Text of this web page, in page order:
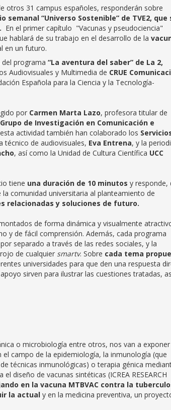
otros 31 campus españoles, responderán sobre
semanal “Universo Sostenible” de TVE2, que
En el primer capítulo "Vacunas y pseudociencia"
hablará de su trabajo en el desarrollo de la
en un futuro.
programa “La aventura del saber” de La 2,
Audiovisuales y Multimedia de CRUE
Española para la Ciencia y la Tecnología-
por Carmen Marta Lazo, profesora titular de
Grupo de Investigación en Comunicación e
actividad también han colaborado los
técnico de audiovisuales, Eva Entrena, y la
, así como la Unidad de Cultura Científica UCC
tiene una duración de 10 minutos y responde,
comunidad universitaria al planteamiento de
relacionadas y soluciones de futuro.
de forma dinámica y visualmente
y de fácil comprensión. Además, cada programa
separado a través de las redes sociales, y la
de cualquier smartv. Sobre cada tema
universidades para que den una respuesta
sirven para ilustrar las cuestiones tratadas,
o microbiología entre otros, nos van a
campo de la epidemiología, la inmunología (que
técnicas inmunológicas) o terapia génica
diseño de vacunas sintéticas (ICREA RESEARCH
en la vacuna MTBVAC contra la
la actual y en la medicina preventiva, un